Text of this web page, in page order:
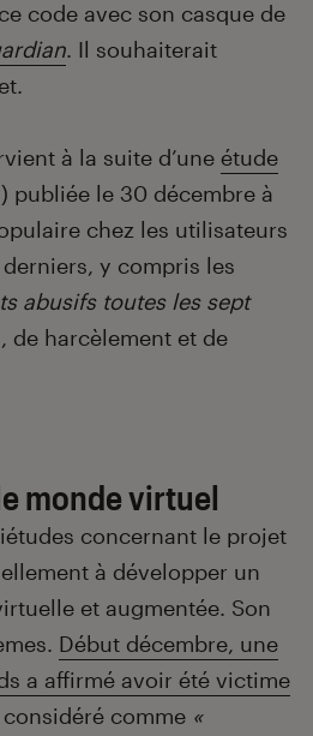
code avec son casque de
. Il souhaiterait
à la suite d’une étude
publiée le 30 décembre à
chez les utilisateurs
y compris les
abusifs toutes les sept
de harcèlement et de
monde virtuel
concernant le projet
à développer un
et augmentée. Son
Début décembre, une
a affirmé avoir été victime
comme «